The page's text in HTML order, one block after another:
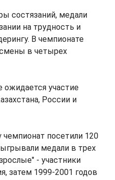
состязаний, медали
на трудность и
В чемпионате
в четырех
ожидается участие
России и
посетили 120
медали в трех
- участники
затем 1999-2001 годов